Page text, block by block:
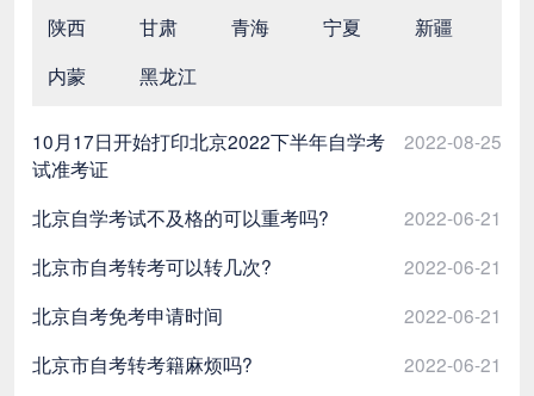
陕西
甘肃 青海 宁夏
新疆
内蒙
黑龙江
10月17日开始打印北京2022下半年自学考
试准考证
2022-08-25
北京自学考试不及格的可以重考吗?
2022-06-21
北京市自考转考可以转几次?
2022-06-21
北京自考免考申请时间
2022-06-21
北京市自考转考籍麻烦吗?
2022-06-21